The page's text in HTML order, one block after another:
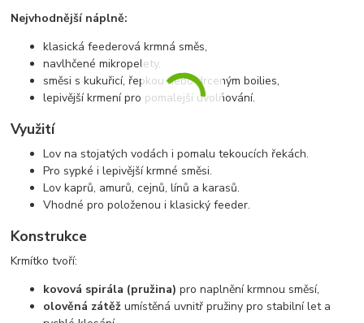
Nejvhodnější náplně:
klasická feederová krmná směs,
navlhčené mikropelety,
směsi s kukuřicí, řepkou nebo drceným boilies,
lepivější krmení pro pomalejší uvolňování.
Využití
Lov na stojatých vodách i pomalu tekoucích řekách.
Pro sypké i lepivější krmné směsi.
Lov kaprů, amurů, cejnů, línů a karasů.
Vhodné pro položenou i klasický feeder.
Konstrukce
Krmítko tvoří:
kovová spirála (pružina) pro naplnění krmnou směsí,
olověná zátěž umístěná uvnitř pružiny pro stabilní let a